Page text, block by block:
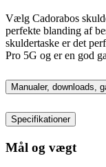
Vælg Cadorabos
perfekte blanding af
skuldertaske er det
Pro 5G og er en god
Manualer, downloads,
Specifikationer
Mål og vægt